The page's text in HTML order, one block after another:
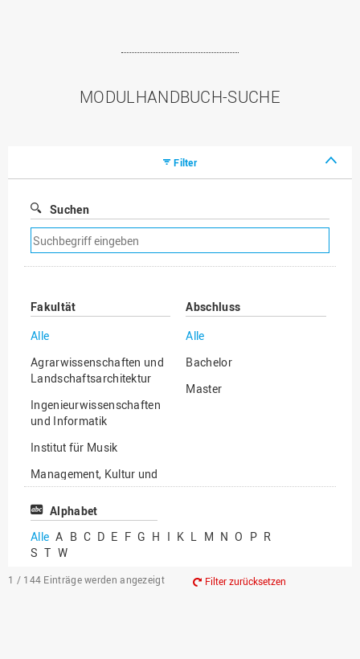
MODULHANDBUCH-SUCHE
Filter
Suchen
Suchfilter
entfernen
Fakultät
Alle
Agrarwissenschaften und
Landschaftsarchitektur
Ingenieurwissenschaften
und Informatik
Institut für Musik
Management, Kultur und
Technik
Wirtschafts- und
Sozialwissenschaften
Abschluss
Alle
Bachelor
Master
Alphabet
Alle A B C D E F G H I K L M N O P R
S T W
1 / 144 Einträge werden angezeigt Filter zurücksetzen